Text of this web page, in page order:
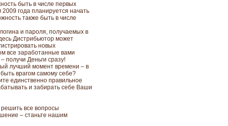
быть в числе первых
года планируется начать
также быть в числе
и пароля, получаемых в
Дистрибьютор может
новых
все заработанные вами
получи Деньги сразу!
лучший момент времени – в
врагом самому себе?
единственно правильное
и забирать себе Ваши
все вопросы
– станьте нашим